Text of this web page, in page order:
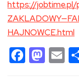
https://jobtime.pl/
HAJNOWCE.html